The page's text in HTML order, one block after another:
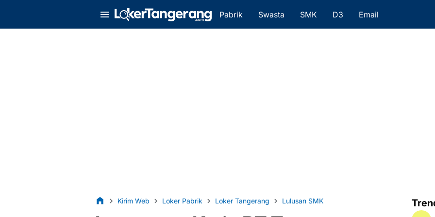
Pabrik Swasta SMK D3 Email
Kirim Web Loker Pabrik Loker Tangerang Lulusan SMK